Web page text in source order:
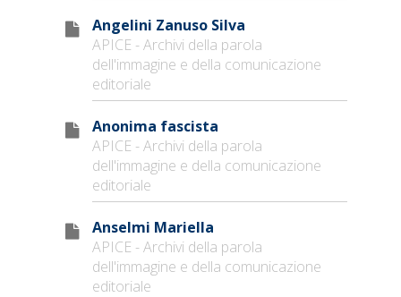
Angelini Zanuso Silva
APICE - Archivi della parola
dell'immagine e della comunicazione
editoriale
Anonima fascista
APICE - Archivi della parola
dell'immagine e della comunicazione
editoriale
Anselmi Mariella
APICE - Archivi della parola
dell'immagine e della comunicazione
editoriale